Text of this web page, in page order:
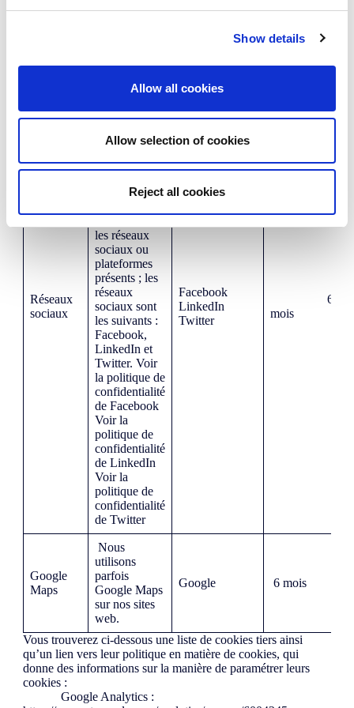
Show details
Allow all cookies
Allow selection of cookies
Reject all cookies
Youtube
notre site
Vimeo.
Youtube/Vimeo
Réseaux
sociaux
Partage sur
sociaux :
notre site
traceurs pour
permettre de
les réseaux
sociaux ou
plateformes
présents ; les
réseaux
sociaux sont
les suivants :
Facebook,
LinkedIn et
Twitter. Voir
la politique de
confidentialité
de Facebook
Voir la
politique de
confidentialité
de LinkedIn
Voir la
politique de
confidentialité
de Twitter
Facebook
LinkedIn
Twitter
6
mois
Google
Maps
Nous
utilisons
parfois
Google Maps
sur nos sites
web.
Google 6 mois
Vous trouverez ci-dessous une liste de cookies tiers ainsi
qu’un lien vers leur politique en matière de cookies, qui
donne des informations sur la manière de paramétrer leurs
cookies :
Google Analytics :